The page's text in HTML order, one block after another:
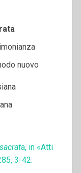
nuovo
a, in «Atti
3-42.